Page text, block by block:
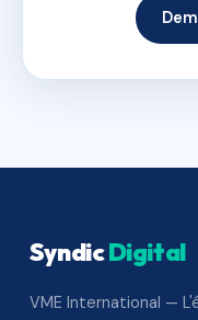
SyndicDigital
VME International —